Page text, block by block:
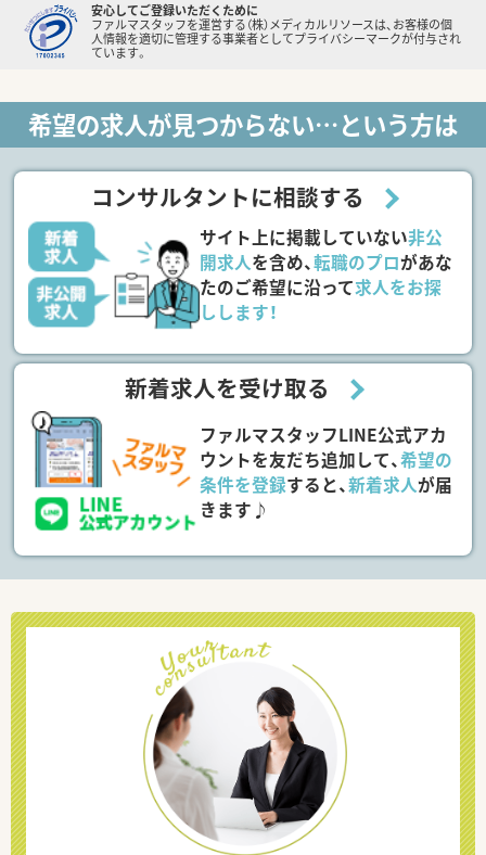
安心してご登録いただくために
ファルマスタッフを運営する（株）メディカルリソースは、お客様の個
人情報を適切に管理する事業者としてプライバシーマークが付与され
ています。
希望の求人が見つからない…という方は
コンサルタントに相談する
サイト上に掲載していない非公
開求人を含め、転職のプロがあな
たのご希望に沿って求人をお探
しします！
新着求人を受け取る
ファルマスタッフLINE公式アカ
ウントを友だち追加して、希望の
条件を登録すると、新着求人が届
きます♪